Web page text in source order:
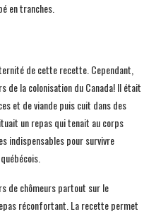
en tranches.
de cette recette. Cependant,
de la colonisation du Canada! Il était
et de viande puis cuit dans des
un repas qui tenait au corps
indispensables pour survivre
de chômeurs partout sur le
réconfortant. La recette permet